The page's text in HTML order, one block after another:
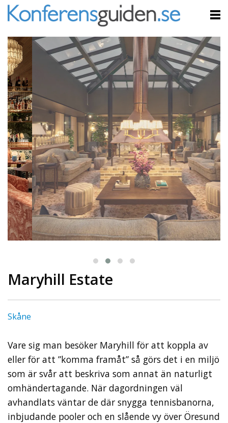
Maryhill Estate
Skåne
Vare sig man besöker Maryhill för att koppla av
eller för att ”komma framåt” så görs det i en miljö
som är svår att beskriva som annat än naturligt
omhändertagande. När dagordningen väl
avhandlats väntar de där snygga tennisbanorna,
inbjudande pooler och en slående vy över Öresund